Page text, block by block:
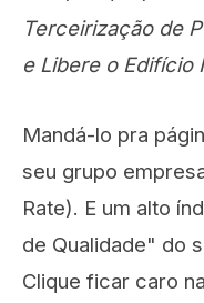
Terceirização de
e Libere o Edifício
Mandá-lo pra
seu grupo
Rate). E um alto
de Qualidade" do
Clique ficar caro